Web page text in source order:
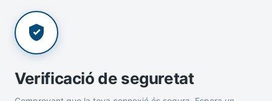
Verificació de seguretat